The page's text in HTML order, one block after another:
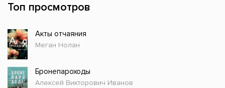
Топ просмотров
Акты отчаяния
Меган Нолан
Бронепароходы
Алексей Викторович Иванов